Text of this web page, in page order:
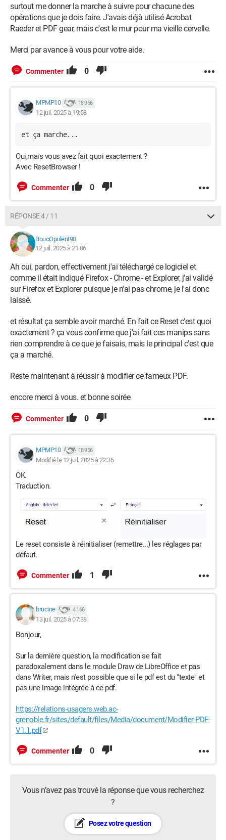
surtout me donner la marche à suivre pour chacune des
opérations que je dois faire. J'avais déjà utilisé Acrobat
Raeder et PDF gear, mais c'est le mur pour ma vieille cervelle.
Merci par avance à vous pour votre aide.
Commenter 0
MPMP10 18 956
12 juil. 2025 à 19:58
et ça marche...
Oui,mais vous avez fait quoi exactement ?
Avec ResetBrowser !
Commenter 0
RÉPONSE 4 / 11
BoucOpulent98
12 juil. 2025 à 21:06
Ah oui, pardon, effectivement j'ai téléchargé ce logiciel et
comme il était indiqué Firefox - Chrome - et Explorer, j'ai validé
sur Firefox et Explorer puisque je n'ai pas chrome, je l'ai donc
laissé.
et résultat ça semble avoir marché. En fait ce Reset c'est quoi
exactement ? ça vous confirme que j'ai fait ces manips sans
rien comprendre à ce que je faisais, mais le principal c'est que
ça a marché.
Reste maintenant à réussir à modifier ce fameux PDF.
encore merci à vous. et bonne soirée
Commenter 0
MPMP10 18 956
Modifié le 12 juil. 2025 à 22:36
OK.
Traduction.
Le reset consiste à réinitialiser (remettre...) les réglages par
défaut.
Commenter 1
brucine 4 166
13 juil. 2025 à 07:38
Bonjour,
Sur la dernière question, la modification se fait
paradoxalement dans le module Draw de LibreOffice et pas
dans Writer, mais n'est possible que si le pdf est du "texte" et
pas une image intégrée à ce pdf.
https://relations-usagers.web.ac-
grenoble.fr/sites/default/files/Media/document/Modifier-PDF-
V1.1.pdf
Commenter 0
Vous n’avez pas trouvé la réponse que vous recherchez
?
Posez votre question